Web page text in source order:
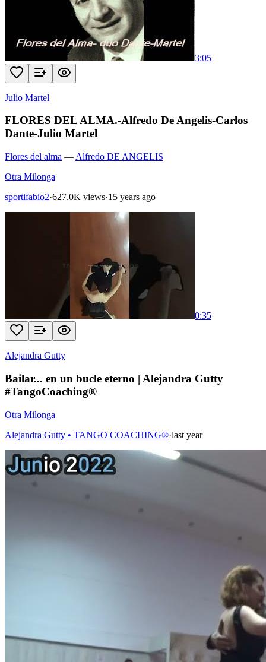
3:05
Julio Martel
FLORES DEL ALMA.-Alfredo De Angelis-Carlos
Dante-Julio Martel
Flores del alma — Alfredo DE ANGELIS
Otra Milonga
sportifabio2·627.0K views·15 years ago
0:35
Alejandra Gutty
Bailar... en un bucle eterno | Alejandra Gutty
#TangoCoaching®
Otra Milonga
Alejandra Gutty • TANGO COACHING®·last year